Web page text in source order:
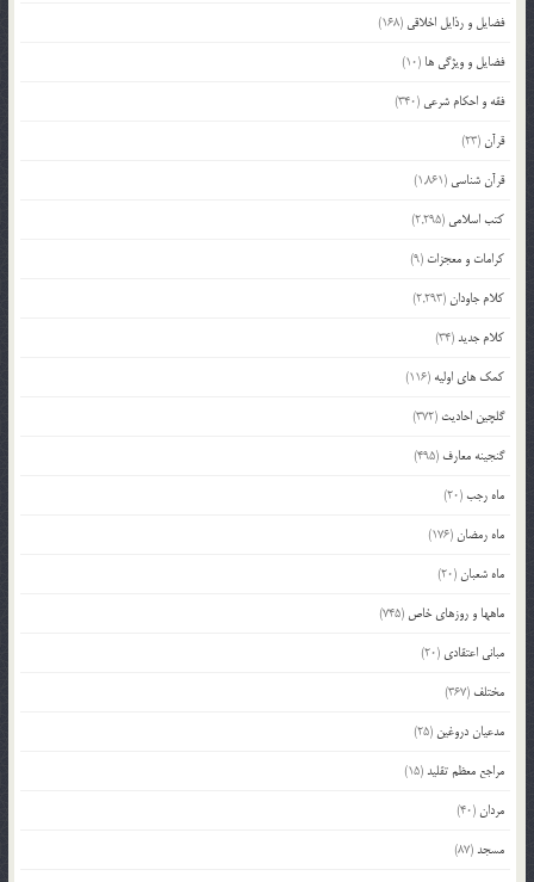
فضایل و رذایل اخلاقی (168)
فضایل و ویژگی ها (10)
فقه و احکام شرعی (340)
قرآن(23)
قرآن شناسی (1,861)
کتب اسلامی (2,295)
کرامات و معجزات (9)
کلام جاودان(2,293)
کلام جدید(34)
کمک های اولیه (116)
گلچین احادیث (372)
گنجینه معارف (495)
ماه رجب(20)
ماه رمضان(176)
ماه شعبان(20)
ماهها و روزهای خاص (745)
مبانی اعتقادی (20)
مختلف (367)
مدعیان دروغین (25)
مراجع معظم تقلید(15)
مردان(40)
مسجد(87)